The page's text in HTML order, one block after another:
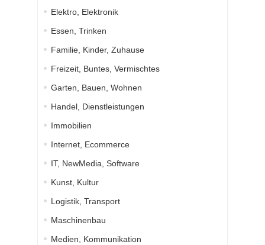
Elektro, Elektronik
Essen, Trinken
Familie, Kinder, Zuhause
Freizeit, Buntes, Vermischtes
Garten, Bauen, Wohnen
Handel, Dienstleistungen
Immobilien
Internet, Ecommerce
IT, NewMedia, Software
Kunst, Kultur
Logistik, Transport
Maschinenbau
Medien, Kommunikation